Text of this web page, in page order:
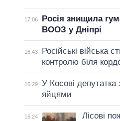
17:06
Росія знищила
ВООЗ у Дніпрі
16:43
Російські війська
контролю біля
16:29
У Косові депутатка
яйцями
16:24
Лісові